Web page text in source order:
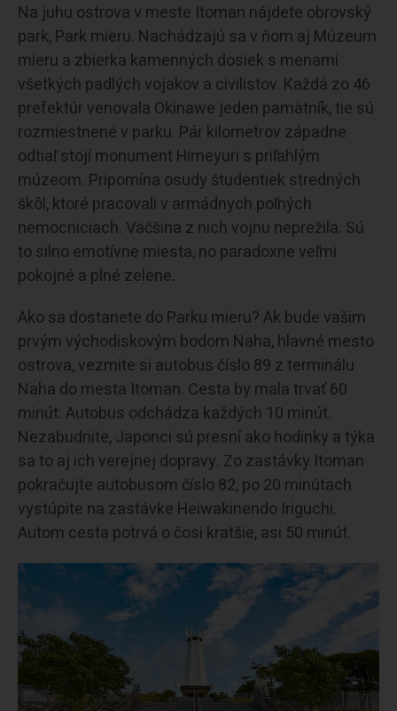
Na juhu ostrova v meste Itoman nájdete obrovský
park, Park mieru. Nachádzajú sa v ňom aj Múzeum
mieru a zbierka kamenných dosiek s menami
všetkých padlých vojakov a civilistov. Každá zo 46
prefektúr venovala Okinawe jeden pamätník, tie sú
rozmiestnené v parku. Pár kilometrov západne
odtiaľ stojí monument Himeyuri s priľahlým
múzeom. Pripomína osudy študentiek stredných
škôl, ktoré pracovali v armádnych poľných
nemocniciach. Väčšina z nich vojnu neprežila. Sú
to silno emotívne miesta, no paradoxne veľmi
pokojné a plné zelene.
Ako sa dostanete do Parku mieru? Ak bude vašim
prvým východiskovým bodom Naha, hlavné mesto
ostrova, vezmite si autobus číslo 89 z terminálu
Naha do mesta Itoman. Cesta by mala trvať 60
minút. Autobus odchádza každých 10 minút.
Nezabudnite, Japonci sú presní ako hodinky a týka
sa to aj ich verejnej dopravy. Zo zastávky Itoman
pokračujte autobusom číslo 82, po 20 minútach
vystúpite na zastávke Heiwakinendo Iriguchi.
Autom cesta potrvá o čosi kratšie, asi 50 minút.